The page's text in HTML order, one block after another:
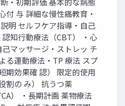
付 与 詳細な慢性痛教育‧
明 セルフケア指導‧⾃⼰
認知⾏動療法（CBT） ‧⼼
⼰マッサージ‧ストレッ チ
る運動療法‧TP 療法 スプ
期効果確 認） 限定的使⽤
割の み） 抗うつ薬
） ‧⻑期計画 薬物療法